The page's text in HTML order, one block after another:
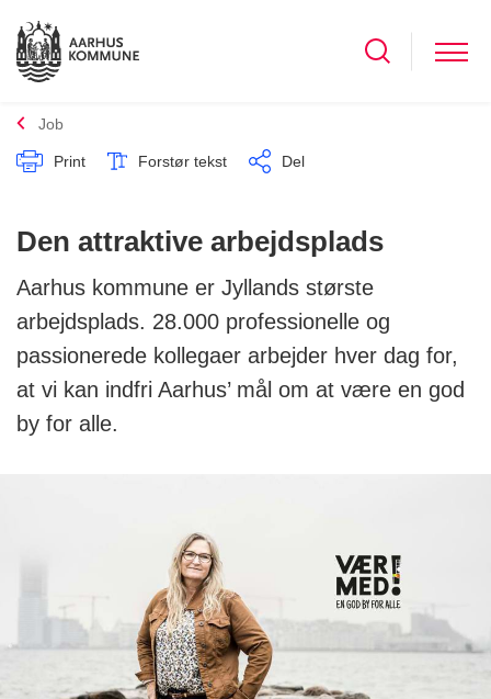
Job
Print Forstør tekst Del
Den attraktive arbejdsplads
Aarhus kommune er Jyllands største
arbejdsplads. 28.000 professionelle og
passionerede kollegaer arbejder hver dag for,
at vi kan indfri Aarhus’ mål om at være en god
by for alle.